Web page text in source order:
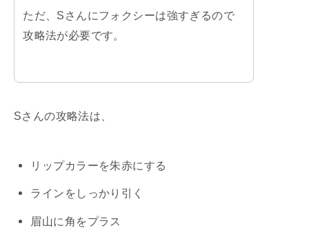
ただ、Sさんにフォクシーは強すぎるので
攻略法が必要です。
Sさんの攻略法は、
リップカラーを朱赤にする
ラインをしっかり引く
眉山に角をプラス